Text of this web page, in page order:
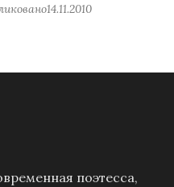
14.11.2010
поэтесса,